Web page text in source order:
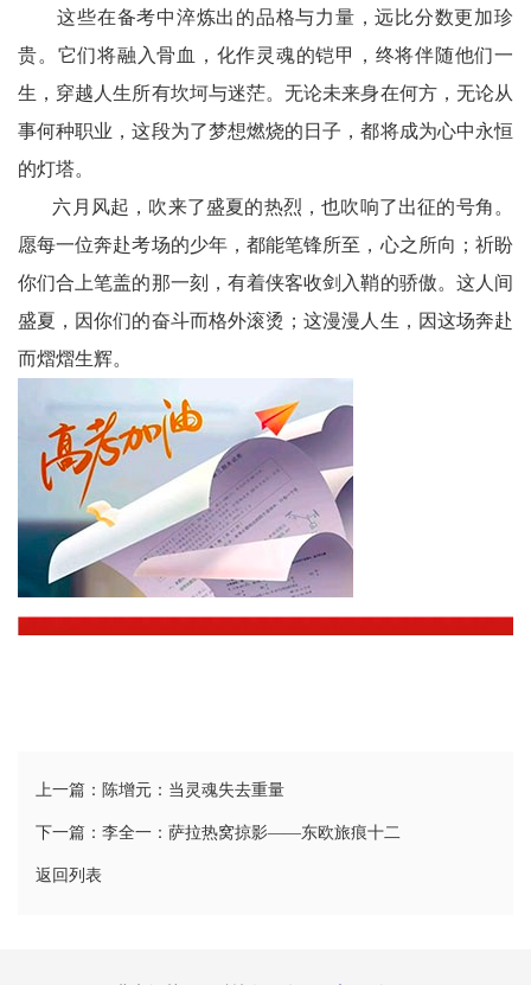
制
民
间
库
这些在备考中淬炼出的品格与力量，远比分数更加珍
贵。它们将融入骨血，化作灵魂的铠甲，终将伴随他们一
生，穿越人生所有坎坷与迷茫。无论未来身在何方，无论从
事何种职业，这段为了梦想燃烧的日子，都将成为心中永恒
的灯塔。
六月风起，吹来了盛夏的热烈，也吹响了出征的号角。
愿每一位奔赴考场的少年，都能笔锋所至，心之所向；祈盼
你们合上笔盖的那一刻，有着侠客收剑入鞘的骄傲。这人间
盛夏，因你们的奋斗而格外滚烫；这漫漫人生，因这场奔赴
而熠熠生辉。
上一篇：陈增元：当灵魂失去重量
下一篇：李全一：萨拉热窝掠影——东欧旅痕十二
返回列表